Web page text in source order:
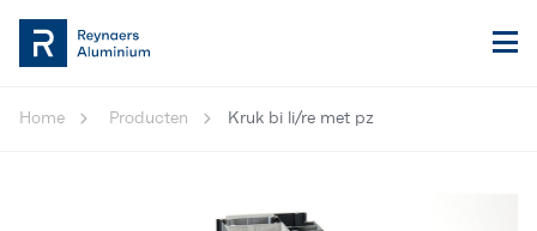
Home Producten Kruk bi li/re met pz